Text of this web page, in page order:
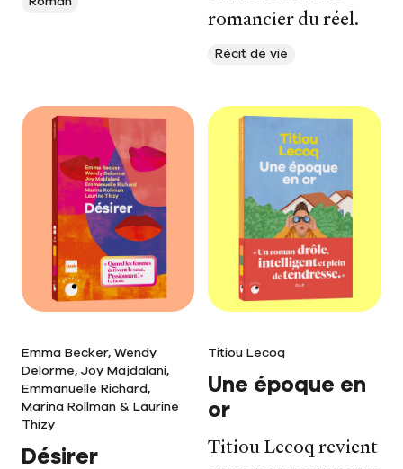
romancier du réel.
Récit de vie
Emma Becker, Wendy
Delorme, Joy Majdalani,
Emmanuelle Richard,
Marina Rollman & Laurine
Thizy
Désirer
Titiou Lecoq
Une époque en
or
Titiou Lecoq revient